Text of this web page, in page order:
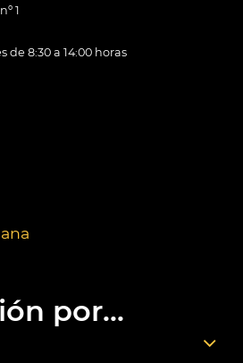
1
de 8:30 a 14:00 horas
por...